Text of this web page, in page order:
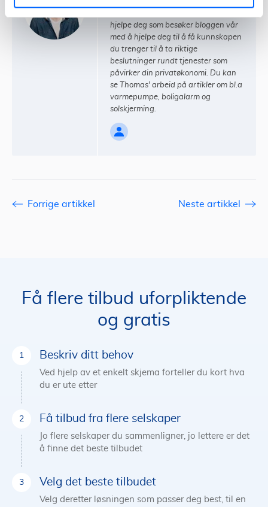
hjelpe deg som besøker bloggen vår
med å hjelpe deg til å få kunnskapen
du trenger til å ta riktige
beslutninger rundt tjenester som
påvirker din privatøkonomi. Du kan
se Thomas' arbeid på artikler om bl.a
varmepumpe, boligalarm og
solskjerming.
Forrige artikkel Neste artikkel
Få flere tilbud uforpliktende
og gratis
Beskriv ditt behov
Ved hjelp av et enkelt skjema forteller du kort hva
du er ute etter
Få tilbud fra flere selskaper
Jo flere selskaper du sammenligner, jo lettere er det
å finne det beste tilbudet
Velg det beste tilbudet
Velg deretter løsningen som passer deg best, til en